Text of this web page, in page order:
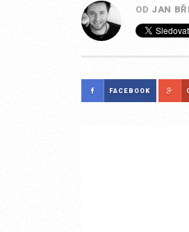
OD JAN
FACEBOOK